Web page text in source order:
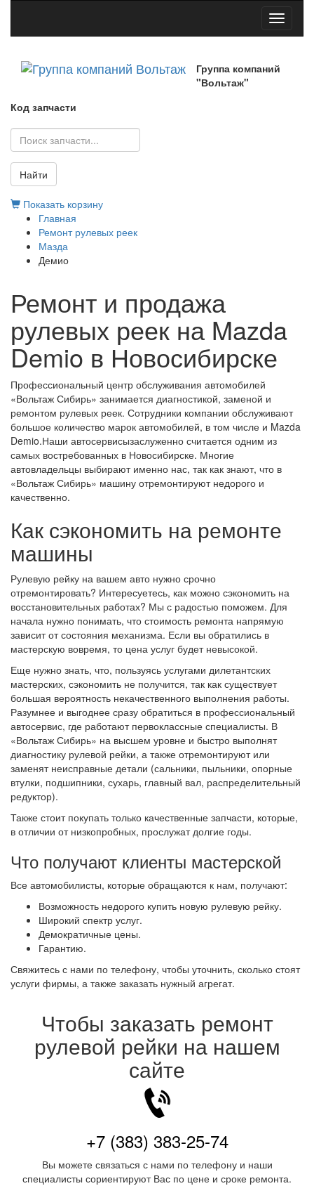
Toggle
Группа компаний
"Вольтаж"
Код запчасти
Найти
Показать корзину
Главная
Ремонт рулевых реек
Мазда
Демио
Ремонт и продажа
рулевых реек на Mazda
Demio в Новосибирске
Профессиональный центр обслуживания автомобилей
«Вольтаж Сибирь» занимается диагностикой, заменой и
ремонтом рулевых реек. Сотрудники компании обслуживают
большое количество марок автомобилей, в том числе и Mazda
Demio.Наши автосервисызаслуженно считается одним из
самых востребованных в Новосибирске. Многие
автовладельцы выбирают именно нас, так как знают, что в
«Вольтаж Сибирь» машину отремонтируют недорого и
качественно.
Как сэкономить на ремонте
машины
Рулевую рейку на вашем авто нужно срочно
отремонтировать? Интересуетесь, как можно сэкономить на
восстановительных работах? Мы с радостью поможем. Для
начала нужно понимать, что стоимость ремонта напрямую
зависит от состояния механизма. Если вы обратились в
мастерскую вовремя, то цена услуг будет невысокой.
Еще нужно знать, что, пользуясь услугами дилетантских
мастерских, сэкономить не получится, так как существует
большая вероятность некачественного выполнения работы.
Разумнее и выгоднее сразу обратиться в профессиональный
автосервис, где работают первоклассные специалисты. В
«Вольтаж Сибирь» на высшем уровне и быстро выполнят
диагностику рулевой рейки, а также отремонтируют или
заменят неисправные детали (сальники, пыльники, опорные
втулки, подшипники, сухарь, главный вал, распределительный
редуктор).
Также стоит покупать только качественные запчасти, которые,
в отличии от низкопробных, прослужат долгие годы.
Что получают клиенты мастерской
Все автомобилисты, которые обращаются к нам, получают:
Возможность недорого купить новую рулевую рейку.
Широкий спектр услуг.
Демократичные цены.
Гарантию.
Свяжитесь с нами по телефону, чтобы уточнить, сколько стоят
услуги фирмы, а также заказать нужный агрегат.
Чтобы заказать ремонт
рулевой рейки на нашем
сайте
+7 (383) 383-25-74
Вы можете связаться с нами по телефону и наши
специалисты сориентируют Вас по цене и сроке ремонта.